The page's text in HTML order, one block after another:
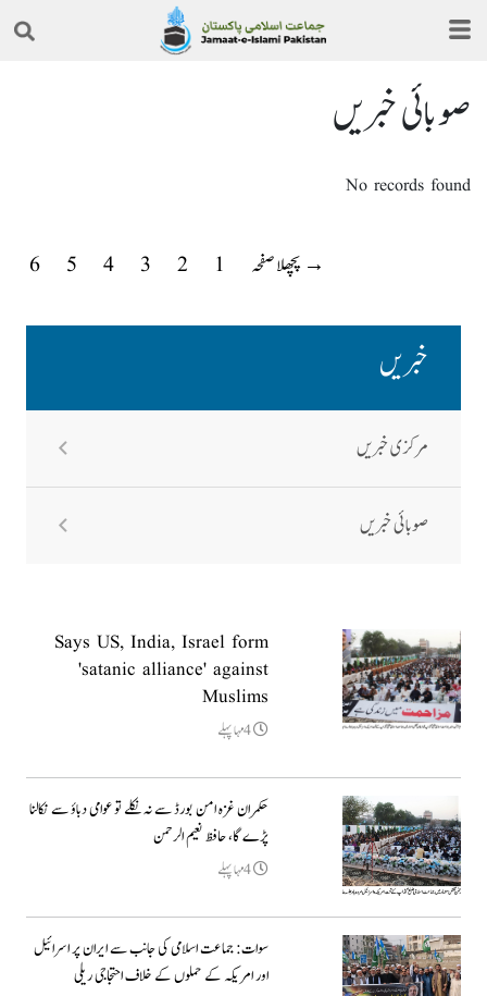
صوبائی خبریں
No records found
→ پچھلا صفحہ 1
2
3
4
5
6
خبریں
مرکزی خبریں
صوبائی خبریں
Says US, India, Israel form
'satanic alliance' against
Muslims
4مہا پہلے
حکمران غزہ امن بورڈ سے نہ نکلے تو عوامی دباؤ سے نکالنا
پڑے گا، حافظ نعیم الرحمن
4مہا پہلے
سوات: جماعت اسلامی کی جانب سے ایران پر اسرائیل
اور امریکہ کے حملوں کے خلاف احتجاجی ریلی